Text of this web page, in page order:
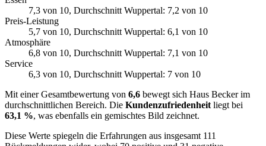
7,3 von 10, Durchschnitt Wuppertal: 7,2 von 10
Preis-Leistung
5,7 von 10, Durchschnitt Wuppertal: 6,1 von 10
Atmosphäre
6,8 von 10, Durchschnitt Wuppertal: 7,1 von 10
Service
6,3 von 10, Durchschnitt Wuppertal: 7 von 10
Mit einer Gesamtbewertung von 6,6 bewegt sich Haus Becker im
durchschnittlichen Bereich. Die Kundenzufriedenheit liegt bei
63,1 %, was ebenfalls ein gemischtes Bild zeichnet.
Diese Werte spiegeln die Erfahrungen aus insgesamt 111